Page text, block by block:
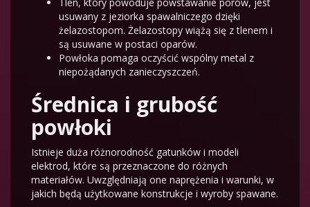
usuwany z jeziorka spawalniczego dzięki
żelazostopom. Żelazostopy wiążą się z tlenem i
są usuwane w postaci oparów.
Powłoka pomaga oczyścić wspólny metal z
niepożądanych zanieczyszczeń.
Średnica i grubość
powłoki
Istnieje duża różnorodność gatunków i modeli
elektrod, które są przeznaczone do różnych
materiałów. Uwzględniają one naprężenia i warunki, w
jakich będą użytkowane konstrukcje i wyroby spawane.